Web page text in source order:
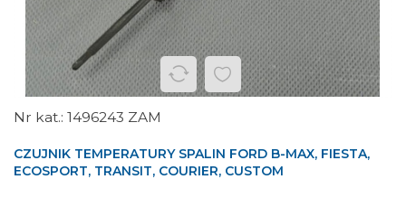
1496243 ZAM
CZUJNIK TEMPERATURY SPALIN FORD B-MAX, FIESTA,
ECOSPORT, TRANSIT, COURIER, CUSTOM